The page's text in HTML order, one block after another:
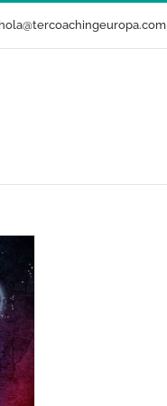
hola@tercoachingeuropa.com